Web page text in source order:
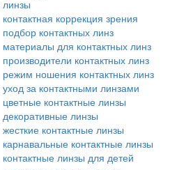
линзы
контактная коррекция зрения
подбор контактных линз
материалы для контактных линз
производители контактных линз
режим ношения контактных линз
уход за контактными линзами
цветные контактные линзы
декоративные линзы
жесткие контактные линзы
карнавальные контактные линзы
контактные линзы для детей